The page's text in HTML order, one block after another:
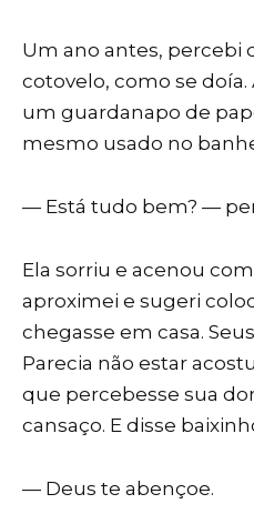
Um ano antes, percebi
cotovelo, como se
um guardanapo de
mesmo usado no
— Está tudo bem? —
Ela sorriu e acenou
aproximei e sugeri
chegasse em casa.
Parecia não estar
que percebesse sua
cansaço. E disse
— Deus te abençoe.